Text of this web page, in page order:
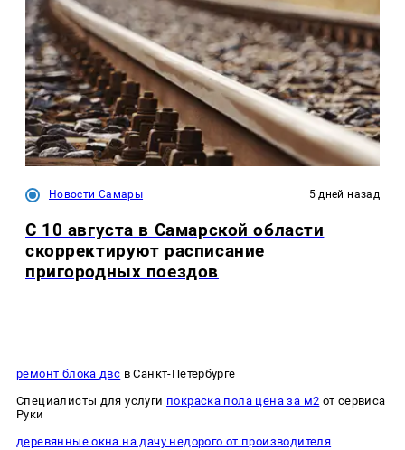
Новости Самары 5 дней назад
С 10 августа в Самарской области
скорректируют расписание
пригородных поездов
ремонт блока двс в Санкт-Петербурге
Специалисты для услуги покраска пола цена за м2 от сервиса
Руки
деревянные окна на дачу недорого от производителя